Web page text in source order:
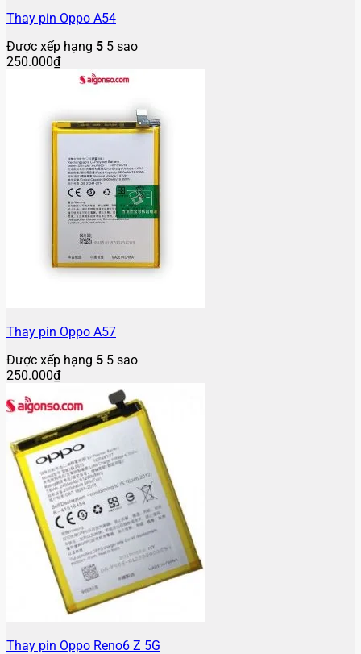
Thay pin Oppo A54
Được xếp hạng 5 5 sao
250.000₫
Thay pin Oppo A57
Được xếp hạng 5 5 sao
250.000₫
Thay pin Oppo Reno6 Z 5G